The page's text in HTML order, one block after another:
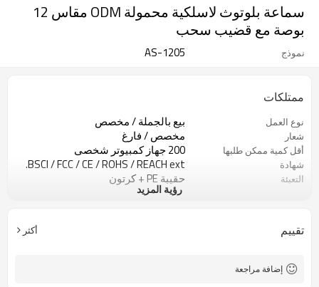
سماعة بلوتوث لاسلكية محمولة ODM مقاس 12
بوصة مع قضيب سحب
نموذج AS-1205
ممتلكات
نوع العمل بيع بالجملة / مخصص
شعار مخصص / فارغ
أقل كمية ممكن طلبها 200 جهاز كمبيوتر شخصى
شهادة BSCI / FCC / CE / ROHS / REACH ext.
التعبئة حقيبة PE + كرتون
الصين
رؤية المزيد
تقييم أكثر
إضافة مراجعة